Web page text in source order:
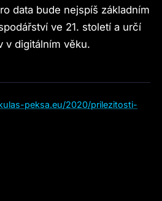
data bude nejspíš základním
ve 21. století a určí
v digitálním věku.
peksa.eu/2020/prilezitosti-